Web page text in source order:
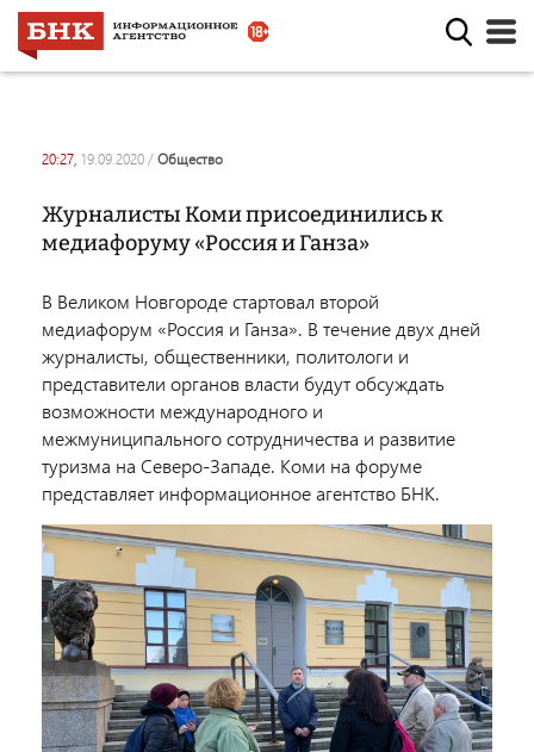
20:27, 19.09.2020 / общество
Журналисты Коми присоединились к
медиафоруму «Россия и Ганза»
В Великом Новгороде стартовал второй
медиафорум «Россия и Ганза». В течение двух дней
журналисты, общественники, политологи и
представители органов власти будут обсуждать
возможности международного и
межмуниципального сотрудничества и развитие
туризма на Северо-Западе. Коми на форуме
представляет информационное агентство БНК.